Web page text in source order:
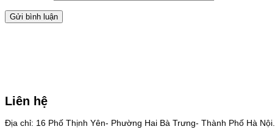
Liên hệ
Địa chỉ: 16 Phố Thịnh Yên- Phường Hai Bà Trưng- Thành Phố Hà Nội.